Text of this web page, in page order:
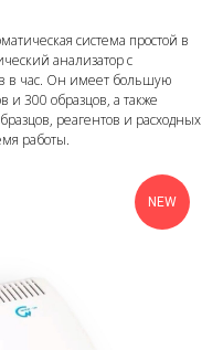
система простой в
анализатор с
в час. Он имеет большую
и 300 образцов, а также
реагентов и расходных
работы.
NEW